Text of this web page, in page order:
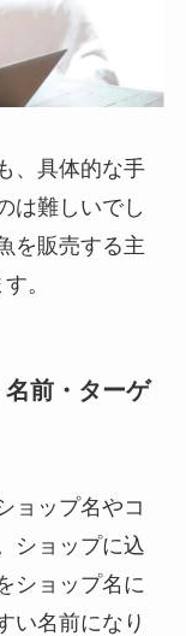
、具体的な手
は難しいでし
を販売する主
。
前・ターゲ
ョップ名やコ
ショップに込
ショップ名に
い名前になり